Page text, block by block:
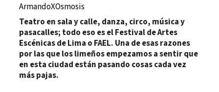
ArmandoXOsmosis
Teatro en sala y calle, danza, circo, música y
pasacalles; todo eso es el Festival de Artes
Escénicas de Lima o FAEL. Una de esas razones
por las que los limeños empezamos a sentir que
en esta ciudad están pasando cosas cada vez
más pajas.